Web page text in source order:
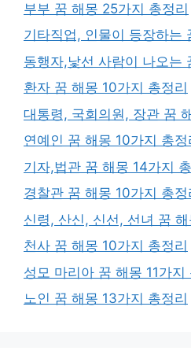
부부 꿈 해몽 25가지 총정리
기타직업, 인물이 등장하는
동행자,낯선 사람이 나오는
환자 꿈 해몽 10가지 총정리
대통령, 국회의원, 장관 꿈
연예인 꿈 해몽 10가지 총정
기자,법관 꿈 해몽 14가지
경찰관 꿈 해몽 10가지 총정
신령, 산신, 신선, 선녀 꿈
천사 꿈 해몽 10가지 총정리
성모 마리아 꿈 해몽 11가지
노인 꿈 해몽 13가지 총정리